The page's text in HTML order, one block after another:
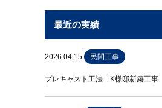
最近の実績
2026.04.15 民間工事
プレキャスト工法 K様邸新築工事